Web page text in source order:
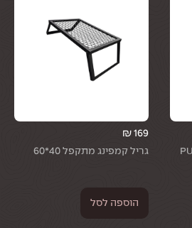
₪ 169
גריל קמפינג מתקפל 40*60
הוספה לסל